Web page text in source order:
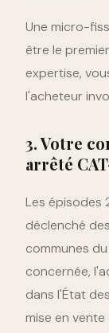
Une micro-
être le
expertise,
l'acheteur
3. Votre
arrêté
Les épisodes
déclenché
communes
concernée,
dans l'État
mise en